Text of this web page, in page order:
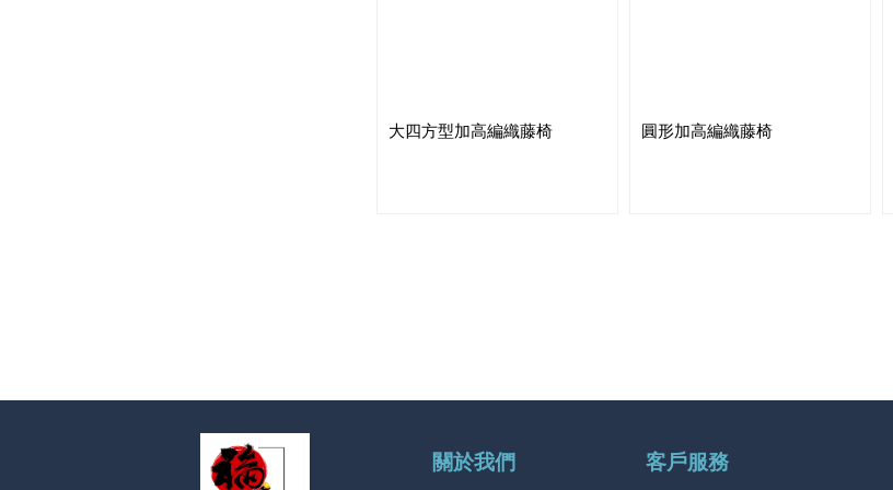
大四方型加高編織藤椅 圓形加高編織藤椅
關於我們 客戶服務